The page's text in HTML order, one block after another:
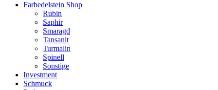
Farbedelstein Shop
Rubin
Saphir
Smaragd
Tansanit
Turmalin
Spinell
Sonstige
Investment
Schmuck